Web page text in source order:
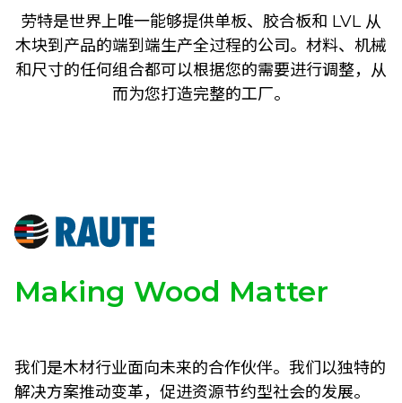
劳特是世界上唯一能够提供单板、胶合板和 LVL 从
木块到产品的端到端生产全过程的公司。材料、机械
和尺寸的任何组合都可以根据您的需要进行调整，从
而为您打造完整的工厂。
Making Wood Matter
我们是木材行业面向未来的合作伙伴。我们以独特的
解决方案推动变革，促进资源节约型社会的发展。